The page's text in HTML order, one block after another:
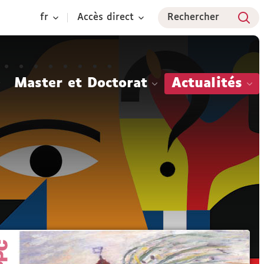
fr Accès direct Rechercher
Master et Doctorat Actualités